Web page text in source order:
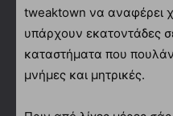
tweaktown να αναφέρει
υπάρχουν εκατοντάδες
καταστήματα που
μνήμες και μητρικές.